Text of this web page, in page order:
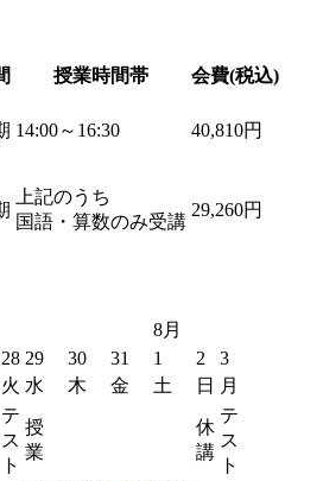
授業時間帯
会費(税込)
14:00～16:30 40,810円
上記のうち
国語・算数のみ受講
29,260円
8月
28 29 30 31 1 2
3
火 水 木 金 土 日 月
テ
ス
ト
授
業
休
講
テ
ス
ト